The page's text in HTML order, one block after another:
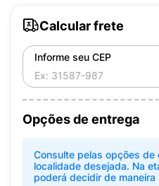
Calcular frete
Informe seu CEP
Opções de entrega
Consulte pelas opções
localidade desejada. Na
poderá decidir de maneira